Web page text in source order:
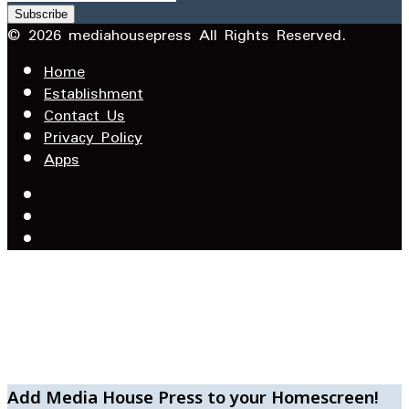
your
Email
© 2026 mediahousepress All Rights Reserved.
Home
Establishment
Contact Us
Privacy Policy
Apps
Add Media House Press to your Homescreen!